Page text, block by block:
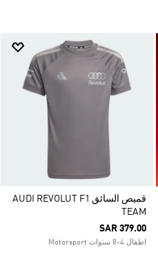
قميص السائق AUDI REVOLUT F1
TEAM
SAR 379.00
اطفال 4-8 سنوات Motorsport